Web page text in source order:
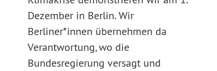
Dezember in Berlin. Wir
Berliner*innen übernehmen da
Verantwortung, wo die
Bundesregierung versagt und